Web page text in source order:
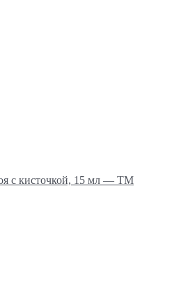
с кисточкой, 15 мл — ТМ